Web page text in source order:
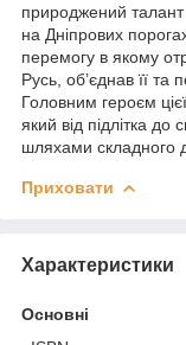
природжений талант
на Дніпрових
перемогу в якому
Русь, об’єднав її та
Головним героєм
який від підлітка до
шляхами складного
Приховати
Характеристики
Основні